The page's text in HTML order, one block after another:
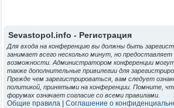
Sevastopol.info - Регистрация
Для входа на конференцию вы должны быть
занимает всего несколько минут, но
возможности. Администратором конференции
также дополнительные привилегии для
Прежде чем зарегистрироваться, вам следует
политикой, принятыми на конференции. Помните,
форумах означает согласие со всеми правилами.
Общие правила Соглашение о